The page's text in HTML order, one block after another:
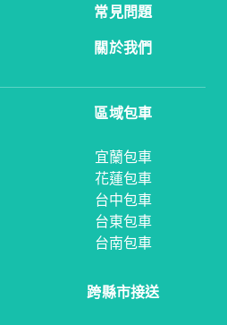
常見問題
關於我們
區域包車
宜蘭包車
花蓮包車
台中包車
台東包車
台南包車
跨縣市接送